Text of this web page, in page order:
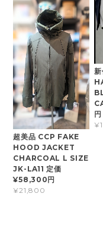
超美品 CCP FAKE
HOOD JACKET
CHARCOAL L SIZE
JK-LA11 定価
¥58,300円
¥21,800
円